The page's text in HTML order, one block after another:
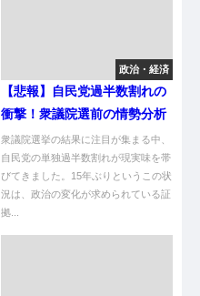
政治・経済
【悲報】自民党過半数割れの
衝撃！衆議院選前の情勢分析
衆議院選挙の結果に注目が集まる中、
自民党の単独過半数割れが現実味を帯
びてきました。15年ぶりというこの状
況は、政治の変化が求められている証
拠...